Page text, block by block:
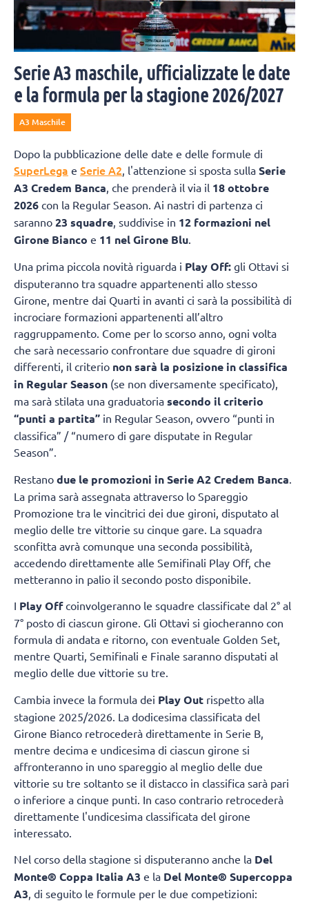
Serie A3 maschile, ufficializzate le date
e la formula per la stagione 2026/2027
A3 Maschile
Dopo la pubblicazione delle date e delle formule di
SuperLega e Serie A2 , l'attenzione si sposta sulla Serie
A3 Credem Banca , che prenderà il via il 18 ottobre
2026 con la Regular Season. Ai nastri di partenza ci
saranno 23 squadre , suddivise in 12 formazioni nel
Girone Bianco e 11 nel Girone Blu
Una prima piccola novità riguarda i Play Off: gli Ottavi si
disputeranno tra squadre appartenenti allo stesso
Girone, mentre dai Quarti in avanti ci sarà la possibilità di
incrociare formazioni appartenenti all’altro
raggruppamento. Come per lo scorso anno, ogni volta
che sarà necessario confrontare due squadre di gironi
differenti, il criterio non sarà la posizione in classifica
in Regular Season (se non diversamente specificato),
ma sarà stilata una graduatoria secondo il criterio
“punti a partita” in Regular Season, ovvero “punti in
classifica” / “numero di gare disputate in Regular
Season”.
Restano due le promozioni in Serie A2 Credem Banca
La prima sarà assegnata attraverso lo Spareggio
Promozione tra le vincitrici dei due gironi, disputato al
meglio delle tre vittorie su cinque gare. La squadra
sconfitta avrà comunque una seconda possibilità,
accedendo direttamente alle Semifinali Play Off, che
metteranno in palio il secondo posto disponibile.
I Play Offcoinvolgeranno le squadre classificate dal 2° al
7° posto di ciascun girone. Gli Ottavi si giocheranno con
formula di andata e ritorno, con eventuale Golden Set,
mentre Quarti, Semifinali e Finale saranno disputati al
meglio delle due vittorie su tre.
Cambia invece la formula dei Play Out rispetto alla
stagione 2025/2026. La dodicesima classificata del
Girone Bianco retrocederà direttamente in Serie B,
mentre decima e undicesima di ciascun girone si
affronteranno in uno spareggio al meglio delle due
vittorie su tre soltanto se il distacco in classifica sarà pari
o inferiore a cinque punti. In caso contrario retrocederà
direttamente l'undicesima classificata del girone
interessato.
Nel corso della stagione si disputeranno anche la Del
Monte® Coppa Italia A3 e la Del Monte® Supercoppa
A3 , di seguito le formule per le due competizioni: